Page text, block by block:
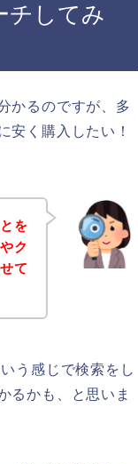
チしてみ
かるのですが、多
安く購入したい！
を
ク
て
う感じで検索をし
るかも、と思いま